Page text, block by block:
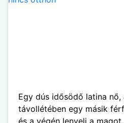
Egy dús idősödő latina nő,
távollétében egy másik
és a végén lenyeli a magot.